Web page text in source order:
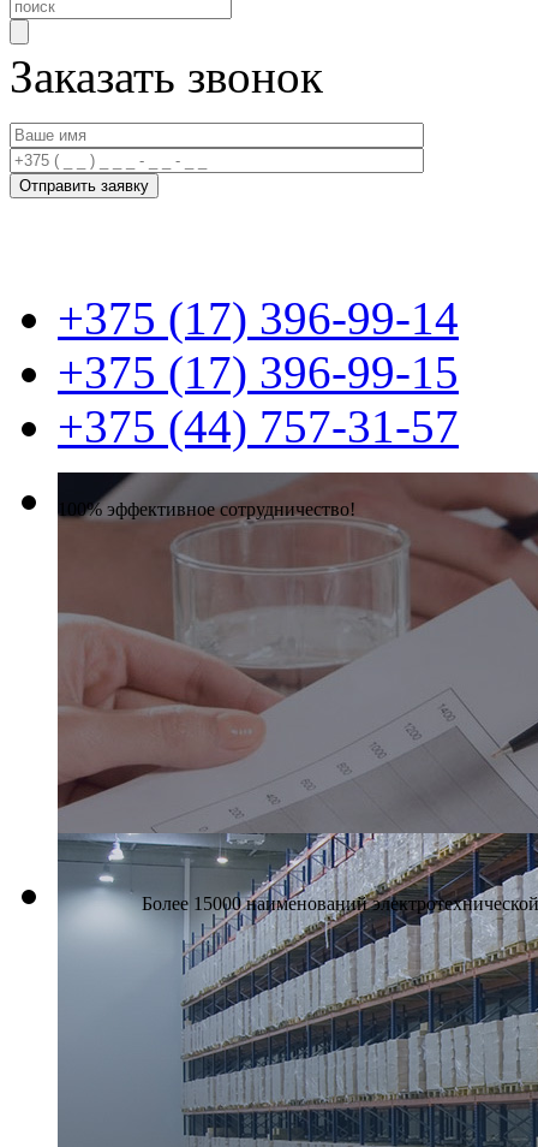
Заказать звонок
+375 (17) 396-99-14
+375 (17) 396-99-15
+375 (44) 757-31-57
100% эффективное сотрудничество!
Более 15000 наименований